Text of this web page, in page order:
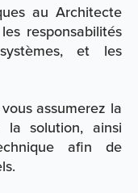
au Architecte
responsabilités
et les
assumerez la
la solution, ainsi
afin de